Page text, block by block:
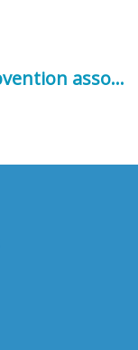
CERFA demande de subvention association